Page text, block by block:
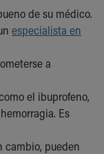
de su médico.
especialista en
a
el ibuprofeno,
Es
cambio, pueden